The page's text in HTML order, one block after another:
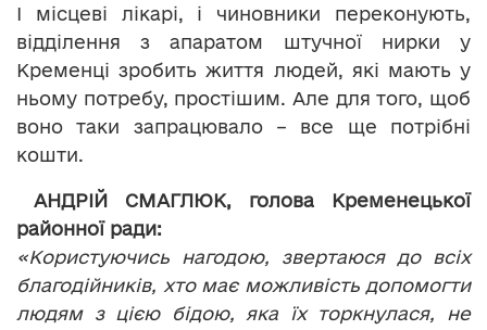
І місцеві лікарі, і чиновники переконують,
відділення з апаратом штучної нирки у
Кременці зробить життя людей, які мають у
ньому потребу, простішим. Але для того, щоб
воно таки запрацювало – все ще потрібні
кошти.
АНДРІЙ СМАГЛЮК, голова Кременецької
районної ради:
«Користуючись нагодою, звертаюся до всіх
благодійників, хто має можливість допомогти
людям з цією бідою, яка їх торкнулася, не